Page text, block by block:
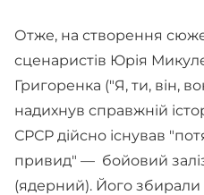
Отже, на створення
сценаристів Юрія
Григоренка ("Я, ти, він,
надихнув справжній
СРСР дійсно існував
привид" — бойовий
(ядерний). Його збирали